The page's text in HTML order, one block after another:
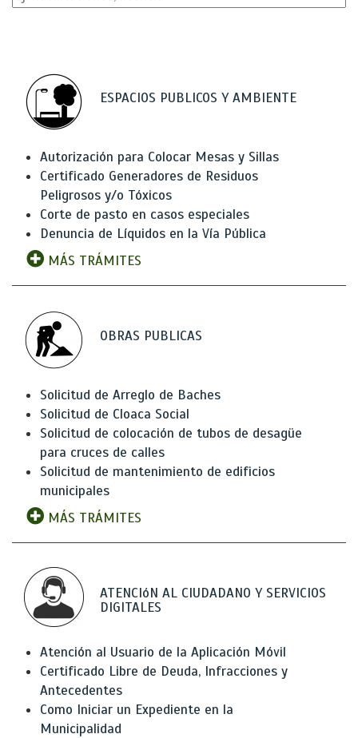
ESPACIOS PUBLICOS Y AMBIENTE
Autorización para Colocar Mesas y Sillas
Certificado Generadores de Residuos
Peligrosos y/o Tóxicos
Corte de pasto en casos especiales
Denuncia de Líquidos en la Vía Pública
MÁS TRÁMITES
OBRAS PUBLICAS
Solicitud de Arreglo de Baches
Solicitud de Cloaca Social
Solicitud de colocación de tubos de desagüe
para cruces de calles
Solicitud de mantenimiento de edificios
municipales
MÁS TRÁMITES
ATENCIóN AL CIUDADANO Y SERVICIOS
DIGITALES
Atención al Usuario de la Aplicación Móvil
Certificado Libre de Deuda, Infracciones y
Antecedentes
Como Iniciar un Expediente en la
Municipalidad